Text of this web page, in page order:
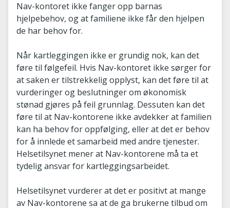
Nav-kontoret ikke fanger opp barnas
hjelpebehov, og at familiene ikke får den hjelpen
de har behov for.
Når kartleggingen ikke er grundig nok, kan det
føre til følgefeil. Hvis Nav-kontoret ikke sørger for
at saken er tilstrekkelig opplyst, kan det føre til at
vurderinger og beslutninger om økonomisk
stønad gjøres på feil grunnlag. Dessuten kan det
føre til at Nav-kontorene ikke avdekker at familien
kan ha behov for oppfølging, eller at det er behov
for å innlede et samarbeid med andre tjenester.
Helsetilsynet mener at Nav-kontorene må ta et
tydelig ansvar for kartleggingsarbeidet.
Helsetilsynet vurderer at det er positivt at mange
av Nav-kontorene sa at de ga brukerne tilbud om